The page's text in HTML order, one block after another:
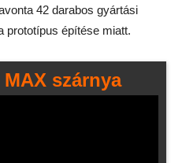
42 darabos gyártási
prototípus építése miatt.
szárnya